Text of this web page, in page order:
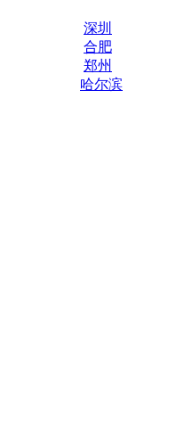
深圳
合肥
郑州
哈尔滨